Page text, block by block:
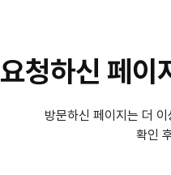
요청하신 페이
방문하신 페이지는 더
확인